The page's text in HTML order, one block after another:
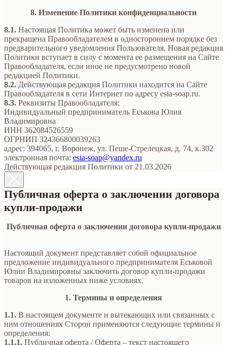
8. Изменение Политики конфиденциальности
8.1. Настоящая Политика может быть изменена или
прекращена Правообладателем в одностороннем порядке без
предварительного уведомления Пользователя. Новая редакция
Политики вступает в силу с момента ее размещения на Сайте
Правообладателя, если иное не предусмотрено новой
редакцией Политики.
8.2. Действующая редакция Политики находится на Сайте
Правообладателя в сети Интернет по адресу esia-soap.ru.
8.3. Реквизиты Правообладателя:
Индивидуальный предприниматель Еськова Юлия
Владимировна
ИНН 362084526559
ОГРНИП 324366800039263
адрес: 394065, г. Воронеж, ул. Пеше-Стрелецкая, д. 74, к.302
электронная почта: esia-soap@yandex.ru
Действующая редакция Политики от 21.03.2026
Публичная оферта о заключении договора
купли-продажи
Публичная оферта о заключении договора купли-продажи
Настоящий документ представляет собой официальное
предложение индивидуального предпринимателя Еськовой
Юлии Владимировны заключить договор купли-продажи
товаров на изложенных ниже условиях.
1. Термины и определения
1.1. В настоящем документе и вытекающих или связанных с
ним отношениях Сторон применяются следующие термины и
определения:
1.1.1. Публичная оферта / Оферта – текст настоящего